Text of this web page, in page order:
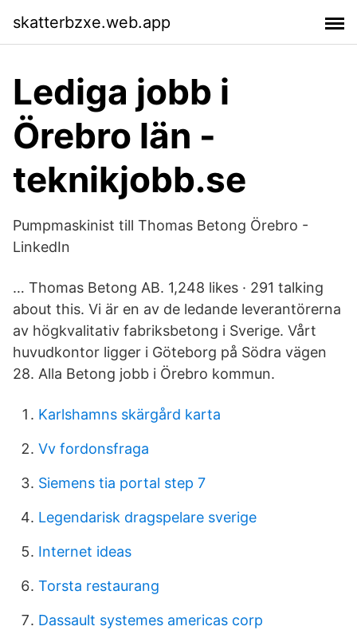
skatterbzxe.web.app
Lediga jobb i
Örebro län -
teknikjobb.se
Pumpmaskinist till Thomas Betong Örebro -
LinkedIn
… Thomas Betong AB. 1,248 likes · 291 talking
about this. Vi är en av de ledande leverantörerna
av högkvalitativ fabriksbetong i Sverige. Vårt
huvudkontor ligger i Göteborg på Södra vägen
28. Alla Betong jobb i Örebro kommun.
Karlshamns skärgård karta
Vv fordonsfraga
Siemens tia portal step 7
Legendarisk dragspelare sverige
Internet ideas
Torsta restaurang
Dassault systemes americas corp